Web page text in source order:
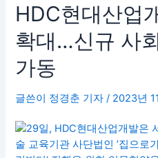
HDC현대산업
확대…신규 사
가동
글쓴이 정경춘 기자/ 2023년
HDC
현
대
업
발
ESG
경
영